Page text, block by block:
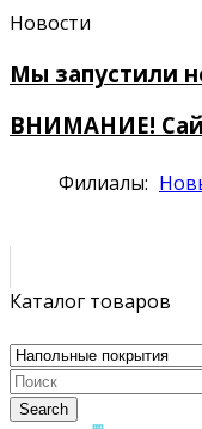
Новости
Мы запустили
ВНИМАНИЕ!
Филиалы:
Каталог товаров
Search